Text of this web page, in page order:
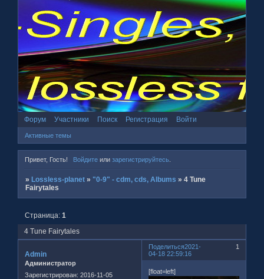
Форум Участники Поиск Регистрация Войти
Активные темы
Привет, Гость! Войдитеили зарегистрируйтесь.
» Lossless-planet » "0-9" - cdm, cds, Albums »4 Tune
Fairytales
4 Tune Fairytales
Страница:1
Поделиться 1
2021-
04-18 22:59:16
Admin
Администратор
Зарегистрирован: 2016-11-05
[float=left]